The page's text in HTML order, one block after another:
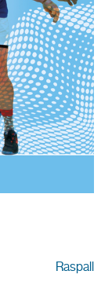
Raspall